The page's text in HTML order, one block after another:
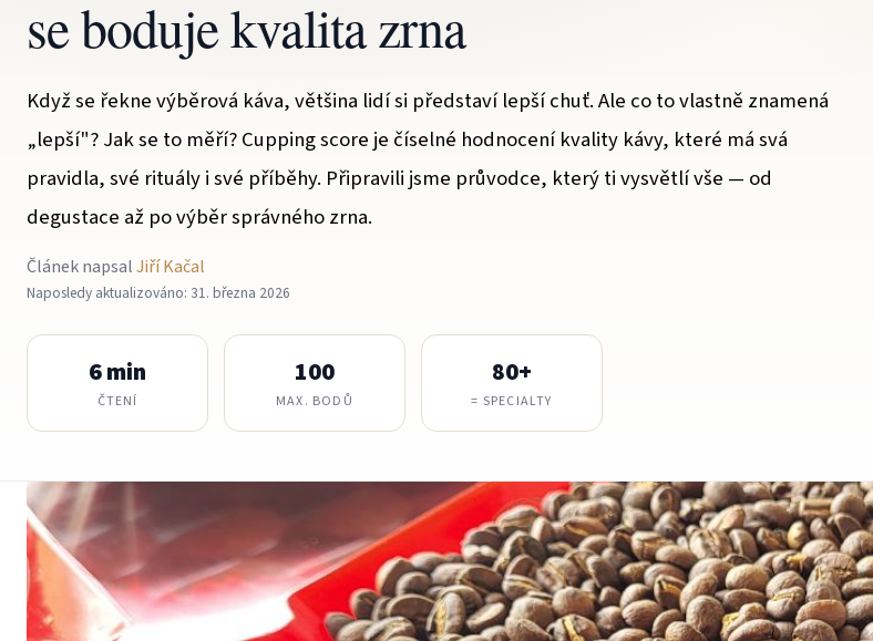
se boduje kvalita zrna
Když se řekne výběrová káva, většina lidí si představí lepší chuť. Ale co to vlastně znamená
„lepší"? Jak se to měří? Cupping score je číselné hodnocení kvality kávy, které má svá
pravidla, své rituály i své příběhy. Připravili jsme průvodce, který ti vysvětlí vše — od
degustace až po výběr správného zrna.
Článek napsalJiří Kačal
Naposledy aktualizováno: 31. března 2026
6 min
ČTENÍ
100
MAX. BODŮ
80+
= SPECIALTY